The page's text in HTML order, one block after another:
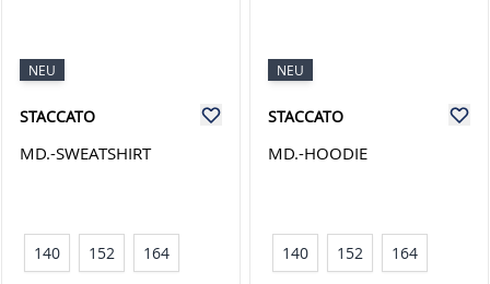
NEU
STACCATO
MD.-SWEATSHIRT
140 152 164
NEU
STACCATO
MD.-HOODIE
140 152 164